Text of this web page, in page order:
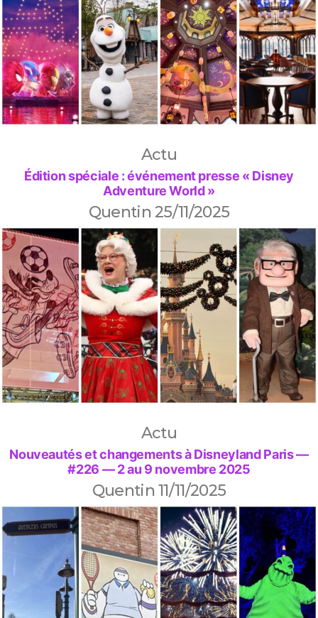
Actu
Édition spéciale : événement presse « Disney
Adventure World »
Quentin25/11/2025
Actu
Nouveautés et changements à Disneyland Paris —
#226 — 2 au 9 novembre 2025
Quentin11/11/2025